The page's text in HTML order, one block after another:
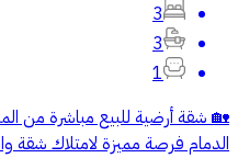
3
3
1
🏡 شقة أرضية للبيع مباشرة من
الدمام فرصة مميزة لامتلاك